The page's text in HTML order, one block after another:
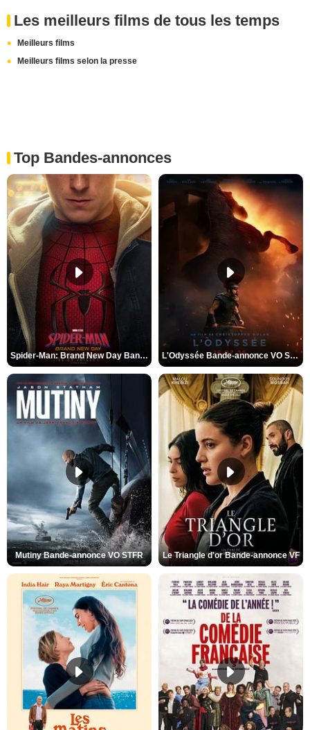
Les meilleurs films de tous les temps
Meilleurs films
Meilleurs films selon la presse
Top Bandes-annonces
Spider-Man: Brand New Day Bande-annonce VO STFR L'Odyssée Bande-annonce VO STFR
Mutiny Bande-annonce VO STFR Le Triangle d'or Bande-annonce VF